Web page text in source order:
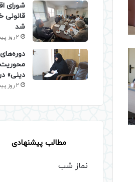
شورای
قانونی
شد
2 روز پیش
محوریت
دینی»
2 روز پیش
مطالب پیشنهادی
نماز شب